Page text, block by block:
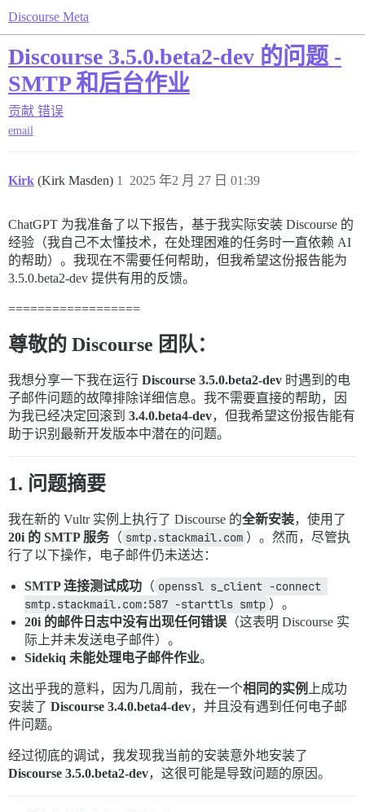
Discourse Meta
Discourse 3.5.0.beta2-dev 的问题 -
SMTP 和后台作业
贡献 错误
email
Kirk (Kirk Masden) 2025 年2 月 27 日 01:39
1
ChatGPT 为我准备了以下报告，基于我实际安装 Discourse 的
经验（我自己不太懂技术，在处理困难的任务时一直依赖 AI
的帮助）。我现在不需要任何帮助，但我希望这份报告能为
3.5.0.beta2-dev 提供有用的反馈。
==================
尊敬的 Discourse 团队：
我想分享一下我在运行 Discourse 3.5.0.beta2-dev 时遇到的电
子邮件问题的故障排除详细信息。我不需要直接的帮助，因
为我已经决定回滚到 3.4.0.beta4-dev，但我希望这份报告能有
助于识别最新开发版本中潜在的问题。
1. 问题摘要
我在新的 Vultr 实例上执行了 Discourse 的全新安装，使用了
20i 的 SMTP 服务 （ smtp.stackmail.com ）。然而，尽管执
行了以下操作，电子邮件仍未送达：
SMTP 连接测试成功 （ openssl s_client -connect
smtp.stackmail.com:587 -starttls smtp ）。
20i 的邮件日志中没有出现任何错误 （这表明 Discourse 实
际上并未发送电子邮件）。
Sidekiq 未能处理电子邮件作业。
这出乎我的意料，因为几周前，我在一个相同的实例
上成功
安装了 Discourse 3.4.0.beta4-dev，并且没有遇到任何电子邮
件问题。
经过彻底的调试，我发现我当前的安装意外地安装了
Discourse 3.5.0.beta2-dev，这很可能是导致问题的原因。